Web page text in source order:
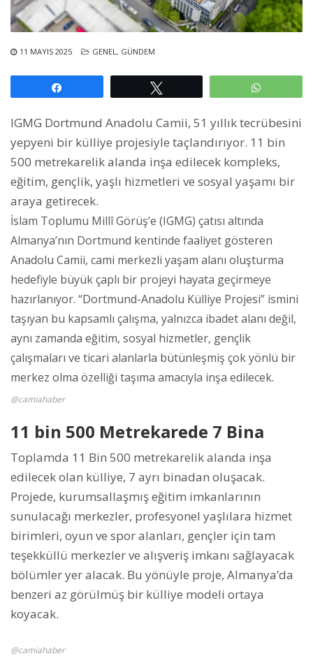
11 MAYIS 2025 GENEL, GÜNDEM
IGMG Dortmund Anadolu Camii, 51 yıllık tecrübesini
yepyeni bir külliye projesiyle taçlandırıyor. 11 bin
500 metrekarelik alanda inşa edilecek kompleks,
eğitim, gençlik, yaşlı hizmetleri ve sosyal yaşamı bir
araya getirecek.
İslam Toplumu Millî Görüş’e (IGMG) çatısı altında
Almanya’nın Dortmund kentinde faaliyet gösteren
Anadolu Camii, cami merkezli yaşam alanı oluşturma
hedefiyle büyük çaplı bir projeyi hayata geçirmeye
hazırlanıyor. “Dortmund-Anadolu Külliye Projesi” ismini
taşıyan bu kapsamlı çalışma, yalnızca ibadet alanı değil,
aynı zamanda eğitim, sosyal hizmetler, gençlik
çalışmaları ve ticari alanlarla bütünleşmiş çok yönlü bir
merkez olma özelliği taşıma amacıyla inşa edilecek.
@camiahaber
11 bin 500 Metrekarede 7 Bina
Toplamda 11 Bin 500 metrekarelik alanda inşa
edilecek olan külliye, 7 ayrı binadan oluşacak.
Projede, kurumsallaşmış eğitim imkanlarının
sunulacağı merkezler, profesyonel yaşlılara hizmet
birimleri, oyun ve spor alanları, gençler için tam
teşekküllü merkezler ve alışveriş imkanı sağlayacak
bölümler yer alacak. Bu yönüyle proje, Almanya’da
benzeri az görülmüş bir külliye modeli ortaya
koyacak.
@camiahaber